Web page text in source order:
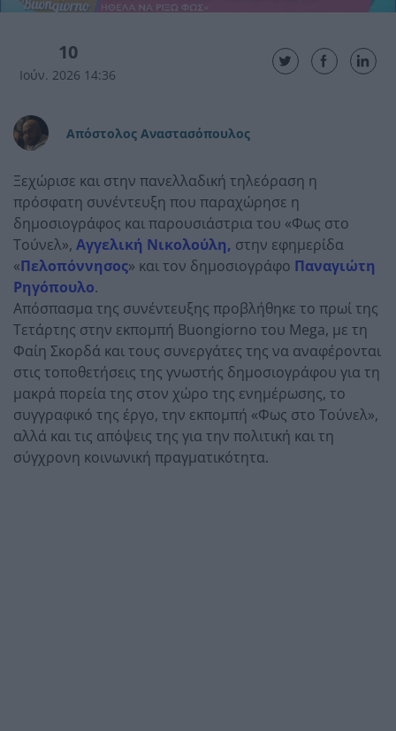
10
Ιούν. 2026 14:36
Απόστολος Αναστασόπουλος
Ξεχώρισε και στην πανελλαδική τηλεόραση η
πρόσφατη συνέντευξη που παραχώρησε η
δημοσιογράφος και παρουσιάστρια του «Φως στο
Τούνελ», Αγγελική Νικολούλη, στην εφημερίδα
«Πελοπόννησος» και τον δημοσιογράφο Παναγιώτη
Ρηγόπουλο.
Απόσπασμα της συνέντευξης προβλήθηκε το πρωί της
Τετάρτης στην εκπομπή Buongiorno του Mega, με τη
Φαίη Σκορδά και τους συνεργάτες της να αναφέρονται
στις τοποθετήσεις της γνωστής δημοσιογράφου για τη
μακρά πορεία της στον χώρο της ενημέρωσης, το
συγγραφικό της έργο, την εκπομπή «Φως στο Τούνελ»,
αλλά και τις απόψεις της για την πολιτική και τη
σύγχρονη κοινωνική πραγματικότητα.